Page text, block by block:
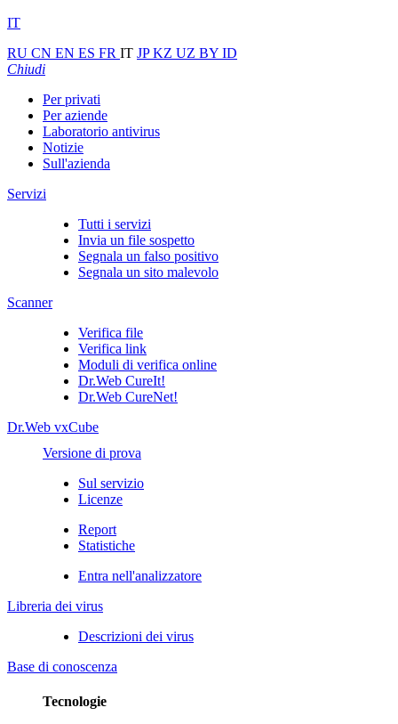
IT
RU CN EN ES FR IT JPKZ UZ BY ID
Chiudi
Per privati
Per aziende
Laboratorio antivirus
Notizie
Sull'azienda
Servizi
Tutti i servizi
Invia un file sospetto
Segnala un falso positivo
Segnala un sito malevolo
Scanner
Verifica file
Verifica link
Moduli di verifica online
Dr.Web CureIt!
Dr.Web CureNet!
Dr.Web vxCube
Versione di prova
Sul servizio
Licenze
Report
Statistiche
Entra nell'analizzatore
Libreria dei virus
Descrizioni dei virus
Base di conoscenza
Tecnologie